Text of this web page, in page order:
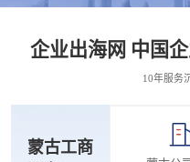
企业出海网 中国
10年服务
蒙古工商